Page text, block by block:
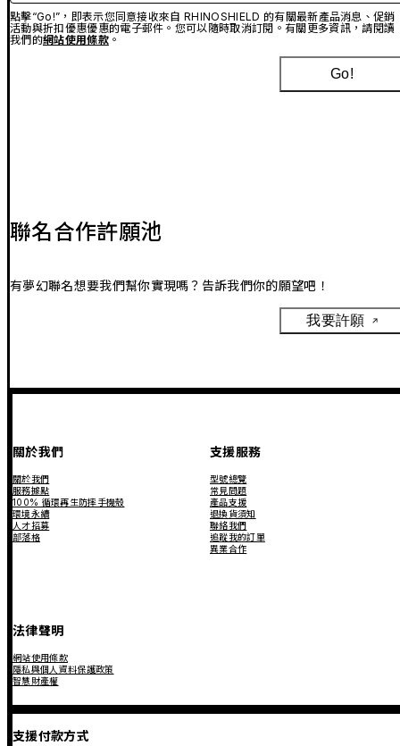
點擊“Go!”，即表示您同意接收來自 RHINOSHIELD 的有關最新產品消息、促銷
活動與折扣優惠優惠的電子郵件。您可以隨時取消訂閱。有關更多資訊，請閱讀
我們的網站使用條款。
Go!
聯名合作許願池
有夢幻聯名想要我們幫你實現嗎？告訴我們你的願望吧！
我要許願
關於我們
關於我們
服務據點
100% 循環再生防摔手機殼
環境永續
人才招募
部落格
支援服務
型號總覽
常見問題
產品支援
退換貨須知
聯絡我們
追蹤我的訂單
異業合作
法律聲明
網站使用條款
隱私與個人資料保護政策
智慧財產權
支援付款方式